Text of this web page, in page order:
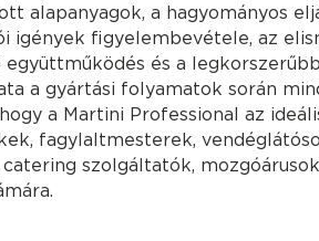
alapanyagok, a hagyományos
igények figyelembevétele, az
és a legkorszerűbb
a gyártási folyamatok során
a Martini Professional az
fagylaltmesterek,
szolgáltatók,